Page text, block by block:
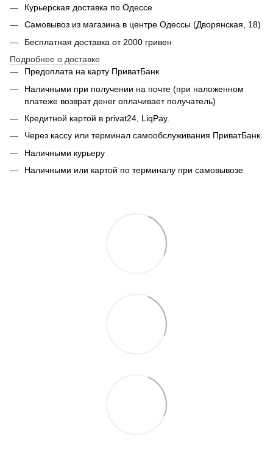
Курьерская доставка по Одессе
Самовывоз из магазина в центре Одессы (Дворянская, 18)
Бесплатная доставка от 2000 гривен
Подробнее о доставке
Предоплата на карту ПриватБанк
Наличными при получении на почте (при наложенном
платеже возврат денег оплачивает получатель)
Кредитной картой в privat24, LiqPay.
Через кассу или терминал самообслуживания ПриватБанк.
Наличными курьеру
Наличными или картой по терминалу при самовывозе